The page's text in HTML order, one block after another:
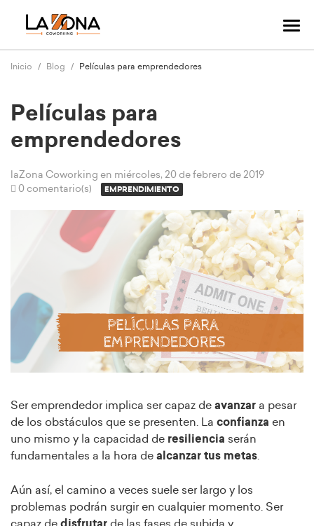
Inicio Blog Películas para emprendedores
Películas para
emprendedores
laZona Coworking en miércoles, 20 de febrero de 2019
0 comentario(s)
EMPRENDIMIENTO
Ser emprendedor implica ser capaz de avanzar a pesar
de los obstáculos que se presenten. La confianza en
uno mismo y la capacidad de resiliencia serán
fundamentales a la hora de alcanzar tus metas.
Aún así, el camino a veces suele ser largo y los
problemas podrán surgir en cualquier momento. Ser